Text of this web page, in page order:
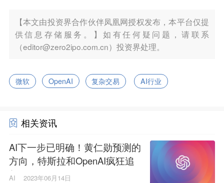
【本文由投资界合作伙伴凤凰网授权发布，本平台仅提
供信息存储服务。】如有任何疑问题，请联系
（editor@zero2ipo.com.cn）投资界处理。
微软 OpenAI 复杂交易 AI行业
相关资讯
AI下一步已明确！黄仁勋预测的
方向，特斯拉和OpenAI疯狂追
赶
AI 2023年06月14日